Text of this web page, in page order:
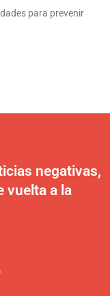
para prevenir
negativas,
vuelta a la